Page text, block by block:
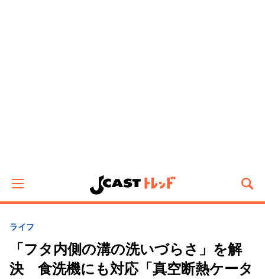
ライフ
「フタ内側の溝の洗いづらさ」を解
決 食洗機にも対応「真空断熱ケータ